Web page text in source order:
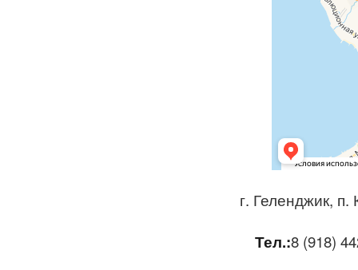
г. Геленджик,
Тел.:8 (918)